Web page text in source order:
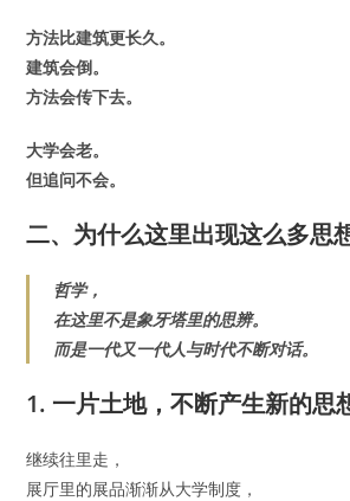
方法比建筑更长久。
建筑会倒。
方法会传下去。
大学会老。
但追问不会。
二、为什么这里出现这么多思
哲学，
在这里不是象牙塔里的思辨。
而是一代又一代人与时代不断对话。
1. 一片土地，不断产生新的思
继续往里走，
展厅里的展品渐渐从大学制度，